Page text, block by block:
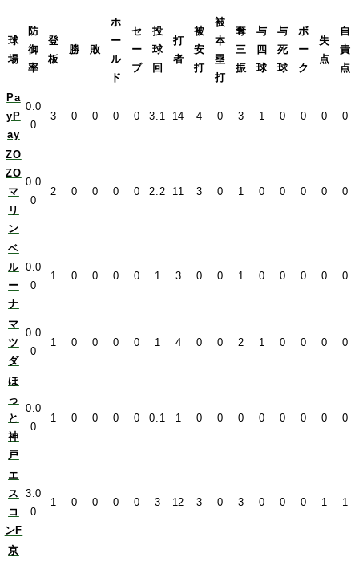
球
場
防
御
率
登
板
勝 敗
ホ
ー
ル
ド
セ
ー
ブ
投
球
回
打
者
被
安
打
被
本
塁
打
奪
三
振
与
四
球
与
死
球
ボ
ー
ク
失
点
自
責
点
Pa
yP
ay
0.0
0
3 0 0 0 0 3.1 14 4 0 3 1 0 0 0 0
ZO
ZO
マ
リ
ン
0.0
0
2 0 0 0 0 2.2 11 3 0 1 0 0 0 0 0
ベ
ル
ー
ナ
0.0
0
1 0 0 0 0 1 3 0 0 1 0 0 0 0 0
マ
ツ
ダ
0.0
0
1 0 0 0 0 1 4 0 0 2 1 0 0 0 0
ほ
っ
と
神
戸
0.0
0
1 0 0 0 0 0.1 1 0 0 0 0 0 0 0 0
エ
ス
コ
ンF
3.0
0
1 0 0 0 0 3 12 3 0 3 0 0 0 1 1
京